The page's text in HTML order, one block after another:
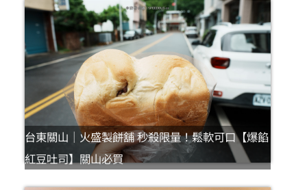
台東關山｜火盛製餅舖 秒殺限量！鬆軟可口【爆餡
紅豆吐司】關山必買